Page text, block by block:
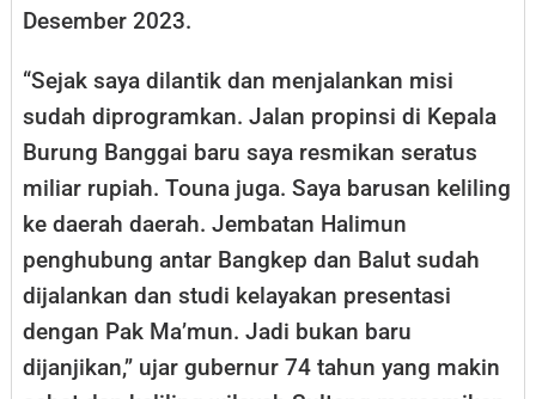
Desember 2023.
“Sejak saya dilantik dan menjalankan misi
sudah diprogramkan. Jalan propinsi di Kepala
Burung Banggai baru saya resmikan seratus
miliar rupiah. Touna juga. Saya barusan keliling
ke daerah daerah. Jembatan Halimun
penghubung antar Bangkep dan Balut sudah
dijalankan dan studi kelayakan presentasi
dengan Pak Ma’mun. Jadi bukan baru
dijanjikan,’’ ujar gubernur 74 tahun yang makin